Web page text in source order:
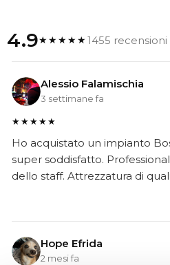
4.9★★★★★1455 recensioni
Alessio Falamischia
3 settimane fa
★★★★★
Ho acquistato un impianto
super soddisfatto.
dello staff. Attrezzatura di
Hope Efrida
2 mesi fa